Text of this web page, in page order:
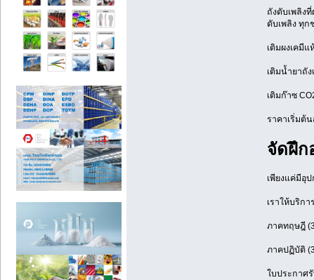
ถังดับเพลิง
ดับเพลิง ทุก
เติมผงเคมีแ
เติมน้ำยาถัง
เติมก๊าซ
ราคาเริ่มต้
จัดฝึก
เพียงแค่มีอุ
เราให้บริก
ภาคทฤษฎี
ภาคปฏิบัติ
ใบประกาศ